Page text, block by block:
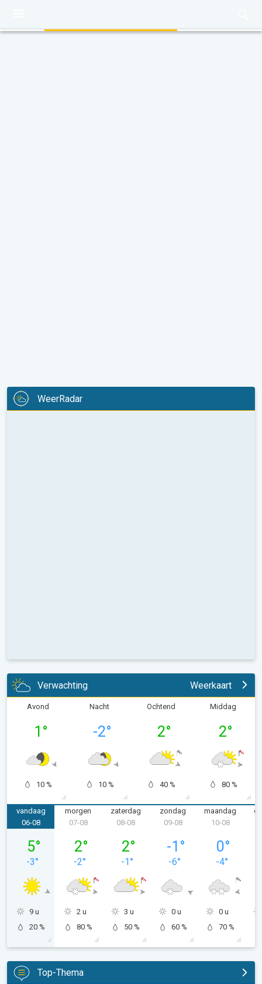
WeerRadar
Verwachting Weerkaart
Avond
1 °
10 %
Nacht
-2°
10 %
Ochtend
2°
40 %
Middag
2°
80 %
vandaag
donderdag 06-08
06-08
5°
-3°
9 u
20 %
morgen
07-08
2°
-2°
2 u
80 %
zaterdag
08-08
2°
-1°
3 u
50 %
zondag
09-08
-1 °
-6°
0 u
60 %
maandag
10-08
0°
-4°
0 u
70 %
Top-Thema